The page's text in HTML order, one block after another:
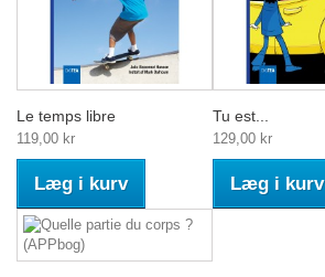
Le temps libre
119,00 kr
Læg i kurv
Tu est...
129,00 kr
Læg i kurv